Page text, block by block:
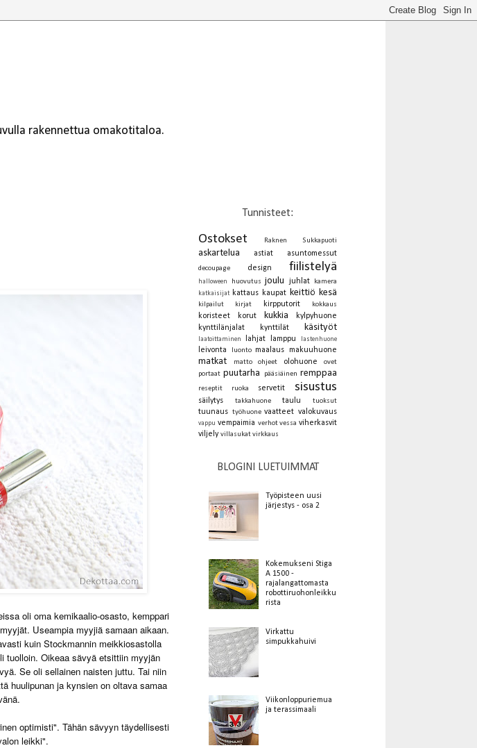
rakennettua omakotitaloa.
oli oma kemikaalio-osasto, kemppari
Useampia myyjiä samaan aikaan.
kuin Stockmannin meikkiosastolla
tuolloin. Oikeaa sävyä etsittiin myyjän
Se oli sellainen naisten juttu. Tai niin
huulipunan ja kynsien on oltava samaa
optimisti". Tähän sävyyn täydellisesti
leikki".
Tunnisteet:
Ostokset Raknen Sukkapuoti
askartelua astiat asuntomessut
decoupage design fiilistelyä
halloween huovutus joulu juhlat kamera
katkaisijat kattaus kaupat keittiö kesä
kilpailut kirjat kirpputorit kokkaus
koristeet korut kukkia
kylpyhuone
kynttilänjalat
kynttilät käsityöt
laatoittaminen lahjat lamppu lastenhuone
leivonta luonto maalaus makuuhuone
matkat matto ohjeet olohuone
ovet
portaat puutarha pääsiäinen remppaa
reseptit ruoka servetit sisustus
säilytys takkahuone taulu tuoksut
tuunaus työhuone vaatteet valokuvaus
vappu vempaimia verhot vessa viherkasvit
viljely villasukatvirkkaus
BLOGINI LUETUIMMAT
Työpisteen uusi
järjestys - osa 2
Kokemukseni Stiga
A 1500 -
rajalangattomasta
robottiruohonleikku
rista
Virkattu
simpukkahuivi
Viikonloppuriemua
ja terassimaali